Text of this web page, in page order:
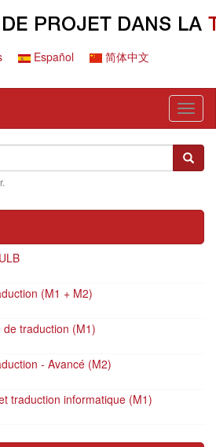
Español
简体中文
(M1 + M2)
traduction (M1)
- Avancé (M2)
traduction informatique (M1)